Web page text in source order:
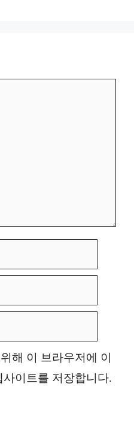
해 이 브라우저에 이
이트를 저장합니다.